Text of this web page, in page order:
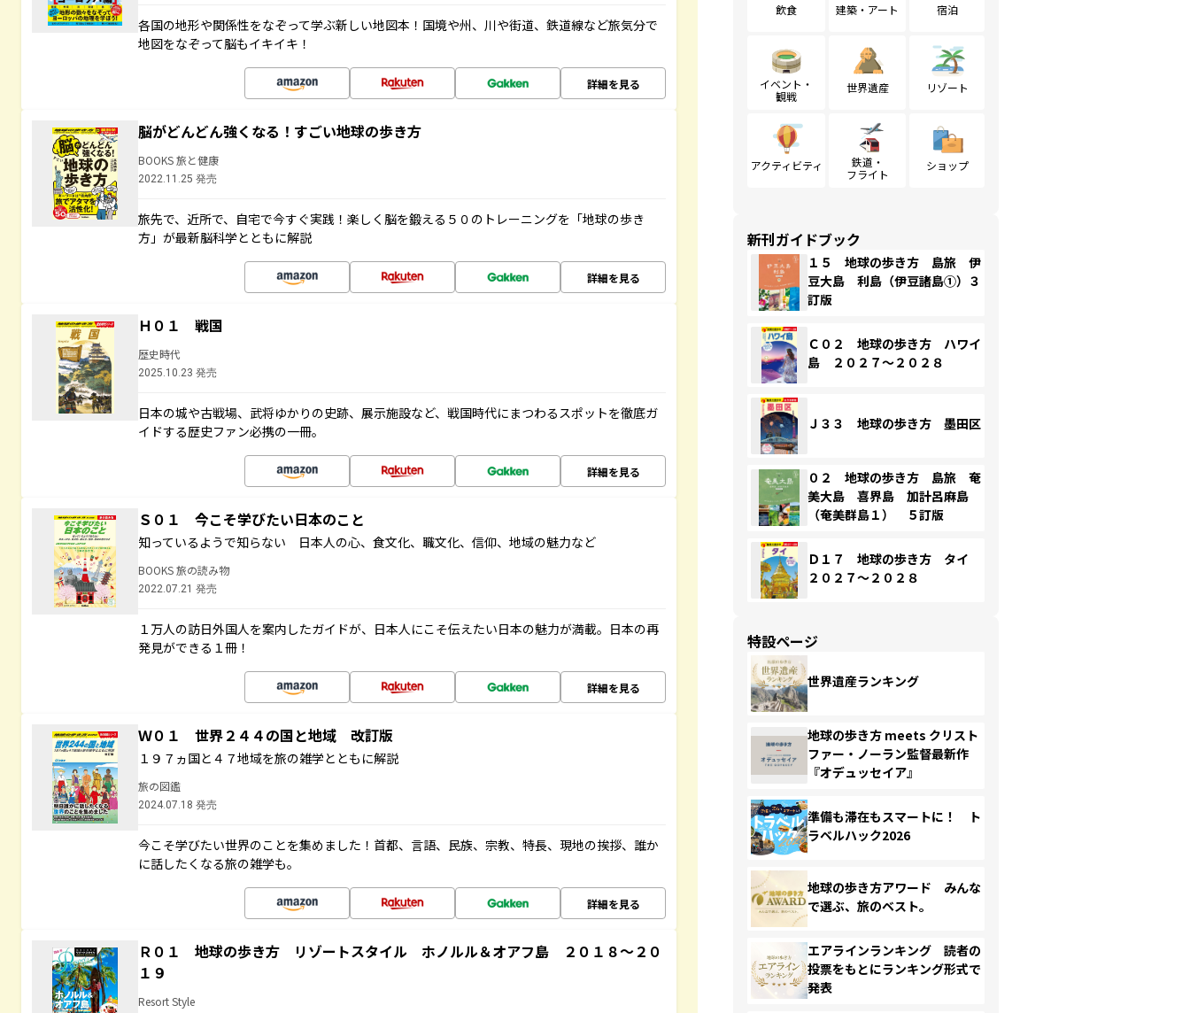
各国の地形や関係性をなぞって学ぶ新しい地図本！国境や州、川や街道、鉄道線など旅気分で
地図をなぞって脳もイキイキ！
詳細を見る
脳がどんどん強くなる！すごい地球の歩き方
BOOKS 旅と健康
2022.11.25 発売
旅先で、近所で、自宅で今すぐ実践！楽しく脳を鍛える５０のトレーニングを「地球の歩き
方」が最新脳科学とともに解説
詳細を見る
Ｈ０１ 戦国
歴史時代
2025.10.23 発売
日本の城や古戦場、武将ゆかりの史跡、展示施設など、戦国時代にまつわるスポットを徹底ガ
イドする歴史ファン必携の一冊。
詳細を見る
Ｓ０１ 今こそ学びたい日本のこと
知っているようで知らない 日本人の心、食文化、職文化、信仰、地域の魅力など
BOOKS 旅の読み物
2022.07.21 発売
１万人の訪日外国人を案内したガイドが、日本人にこそ伝えたい日本の魅力が満載。日本の再
発見ができる１冊！
詳細を見る
Ｗ０１ 世界２４４の国と地域 改訂版
１９７ヵ国と４７地域を旅の雑学とともに解説
旅の図鑑
2024.07.18 発売
今こそ学びたい世界のことを集めました！首都、言語、民族、宗教、特長、現地の挨拶、誰か
に話したくなる旅の雑学も。
詳細を見る
Ｒ０１ 地球の歩き方 リゾートスタイル ホノルル＆オアフ島 ２０１８～２０
１９
Resort Style
飲食 建築・アート 宿泊
イベント・
観戦
世界遺産 リゾート
アクティビティ
鉄道・
フライト
ショップ
新刊ガイドブック
１５ 地球の歩き方 島旅 伊
豆大島 利島（伊豆諸島①）３
訂版
Ｃ０２ 地球の歩き方 ハワイ
島 ２０２７～２０２８
Ｊ３３ 地球の歩き方 墨田区
０２ 地球の歩き方 島旅 奄
美大島 喜界島 加計呂麻島
（奄美群島１） ５訂版
Ｄ１７ 地球の歩き方 タイ
２０２７～２０２８
特設ページ
世界遺産ランキング
地球の歩き方 meets クリスト
ファー・ノーラン監督最新作
『オデュッセイア』
準備も滞在もスマートに！ ト
ラベルハック2026
地球の歩き方アワード みんな
で選ぶ、旅のベスト。
エアラインランキング 読者の
投票をもとにランキング形式で
発表